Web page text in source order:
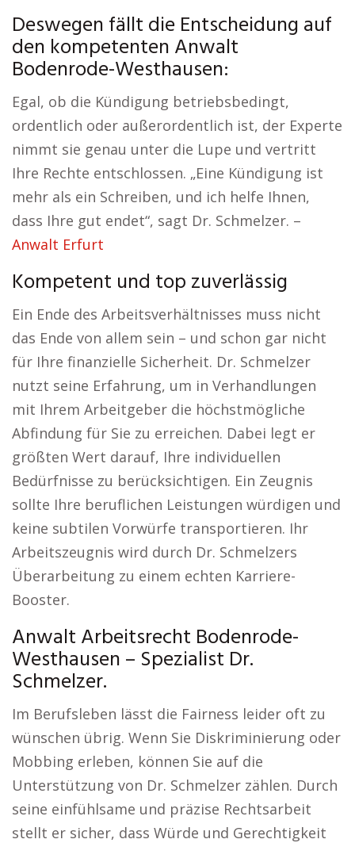
Deswegen fällt die Entscheidung auf
den kompetenten Anwalt
Bodenrode-Westhausen:
Egal, ob die Kündigung betriebsbedingt,
ordentlich oder außerordentlich ist, der Experte
nimmt sie genau unter die Lupe und vertritt
Ihre Rechte entschlossen. „Eine Kündigung ist
mehr als ein Schreiben, und ich helfe Ihnen,
dass Ihre gut endet“, sagt Dr. Schmelzer. –
Anwalt Erfurt
Kompetent und top zuverlässig
Ein Ende des Arbeitsverhältnisses muss nicht
das Ende von allem sein – und schon gar nicht
für Ihre finanzielle Sicherheit. Dr. Schmelzer
nutzt seine Erfahrung, um in Verhandlungen
mit Ihrem Arbeitgeber die höchstmögliche
Abfindung für Sie zu erreichen. Dabei legt er
größten Wert darauf, Ihre individuellen
Bedürfnisse zu berücksichtigen. Ein Zeugnis
sollte Ihre beruflichen Leistungen würdigen und
keine subtilen Vorwürfe transportieren. Ihr
Arbeitszeugnis wird durch Dr. Schmelzers
Überarbeitung zu einem echten Karriere-
Booster.
Anwalt Arbeitsrecht Bodenrode-
Westhausen – Spezialist Dr.
Schmelzer.
Im Berufsleben lässt die Fairness leider oft zu
wünschen übrig. Wenn Sie Diskriminierung oder
Mobbing erleben, können Sie auf die
Unterstützung von Dr. Schmelzer zählen. Durch
seine einfühlsame und präzise Rechtsarbeit
stellt er sicher, dass Würde und Gerechtigkeit